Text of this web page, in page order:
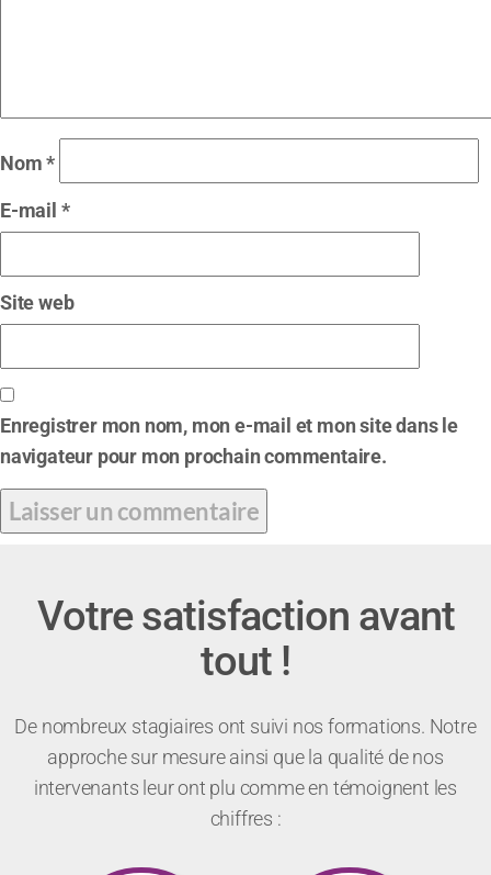
Nom*
E-mail *
Site web
Enregistrer mon nom, mon e-mail et mon site dans le
navigateur pour mon prochain commentaire.
Votre satisfaction avant
tout !
De nombreux stagiaires ont suivi nos formations. Notre
approche sur mesure ainsi que la qualité de nos
intervenants leur ont plu comme en témoignent les
chiffres :